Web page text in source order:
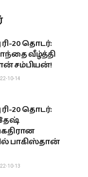
ரி-20 தொடர்:
வீழ்த்தி
சம்பியன்!
10-14
ரி-20 தொடர்:
பாகிஸ்தான்
10-13